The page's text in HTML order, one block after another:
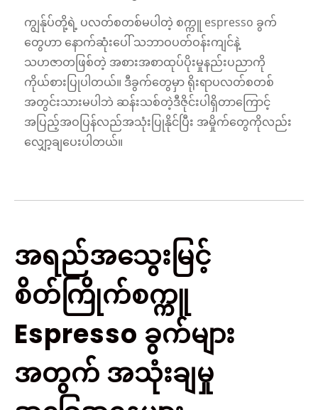
ကျွန်ုပ်တို့ရဲ့ ပလတ်စတစ်မပါတဲ့ စက္ကူ espresso ခွက်
တွေဟာ နောက်ဆုံးပေါ် သဘာဝပတ်ဝန်းကျင်နဲ့
သဟဇာတဖြစ်တဲ့ အစားအစာထုပ်ပိုးမှုနည်းပညာကို
ကိုယ်စားပြုပါတယ်။ ဒီခွက်တွေမှာ ရိုးရာပလတ်စတစ်
အတွင်းသားမပါဘဲ ဆန်းသစ်တဲ့ဒီဇိုင်းပါရှိတာကြောင့်
အပြည့်အဝပြန်လည်အသုံးပြုနိုင်ပြီး အမှိုက်တွေကိုလည်း
လျှော့ချပေးပါတယ်။
အရည်အသွေးမြင့်
စိတ်ကြိုက်စက္ကူ
Espresso ခွက်များ
အတွက် အသုံးချမှု